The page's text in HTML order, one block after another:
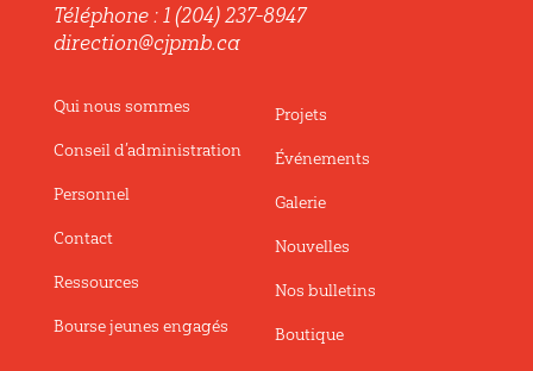
Téléphone : 1 (204) 237-8947
direction@cjpmb.ca
Qui nous sommes
Conseil d’administration
Personnel
Contact
Ressources
Bourse jeunes engagés
Projets
Événements
Galerie
Nouvelles
Nos bulletins
Boutique